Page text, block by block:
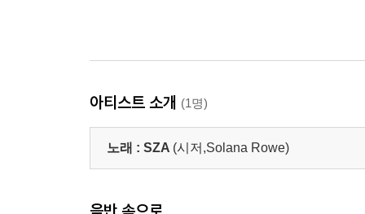
아티스트 소개 (1명)
노래 : SZA (시저,Solana Rowe)